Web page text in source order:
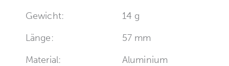
Gewicht:
14 g
Länge:
57 mm
Material:
Aluminium